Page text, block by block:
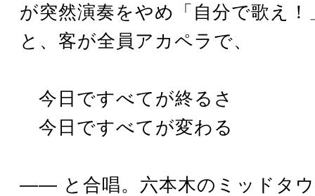
が突然演奏をやめ「自分で歌え
と、客が全員アカペラで、
今日ですべてが終るさ
今日ですべてが変わる
―― と合唱。六本木のミッドタ